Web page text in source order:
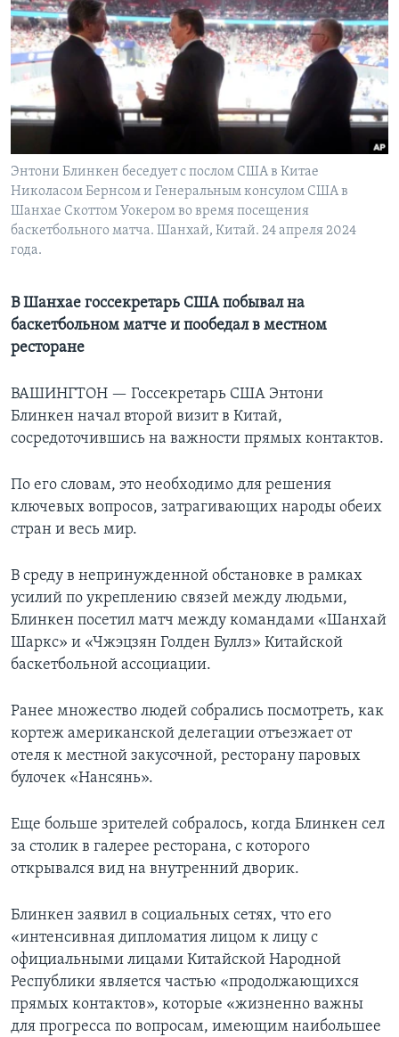
Learning English
СОЦИАЛЬНЫЕ СЕТИ
Языки
Энтони Блинкен беседует с послом США в Китае
Николасом Бернсом и Генеральным консулом США в
Шанхае Скоттом Уокером во время посещения
баскетбольного матча. Шанхай, Китай. 24 апреля 2024
года.
В Шанхае госсекретарь США побывал на
баскетбольном матче и пообедал в местном
ресторане
ВАШИНГТОН — Госсекретарь США Энтони
Блинкен начал второй визит в Китай,
сосредоточившись на важности прямых контактов.
По его словам, это необходимо для решения
ключевых вопросов, затрагивающих народы обеих
стран и весь мир.
В среду в непринужденной обстановке в рамках
усилий по укреплению связей между людьми,
Блинкен посетил матч между командами «Шанхай
Шаркс» и «Чжэцзян Голден Буллз» Китайской
баскетбольной ассоциации.
Ранее множество людей собрались посмотреть, как
кортеж американской делегации отъезжает от
отеля к местной закусочной, ресторану паровых
булочек «Нансянь».
Еще больше зрителей собралось, когда Блинкен сел
за столик в галерее ресторана, с которого
открывался вид на внутренний дворик.
Блинкен заявил в социальных сетях, что его
«интенсивная дипломатия лицом к лицу с
официальными лицами Китайской Народной
Республики является частью «продолжающихся
прямых контактов», которые «жизненно важны
для прогресса по вопросам, имеющим наибольшее